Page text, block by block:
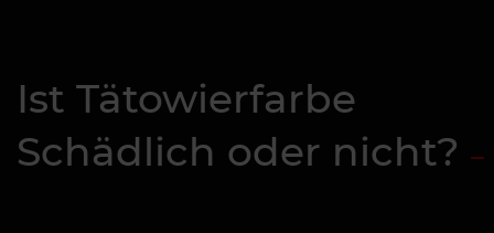
Ist Tätowierfarbe
Schädlich oder nicht?